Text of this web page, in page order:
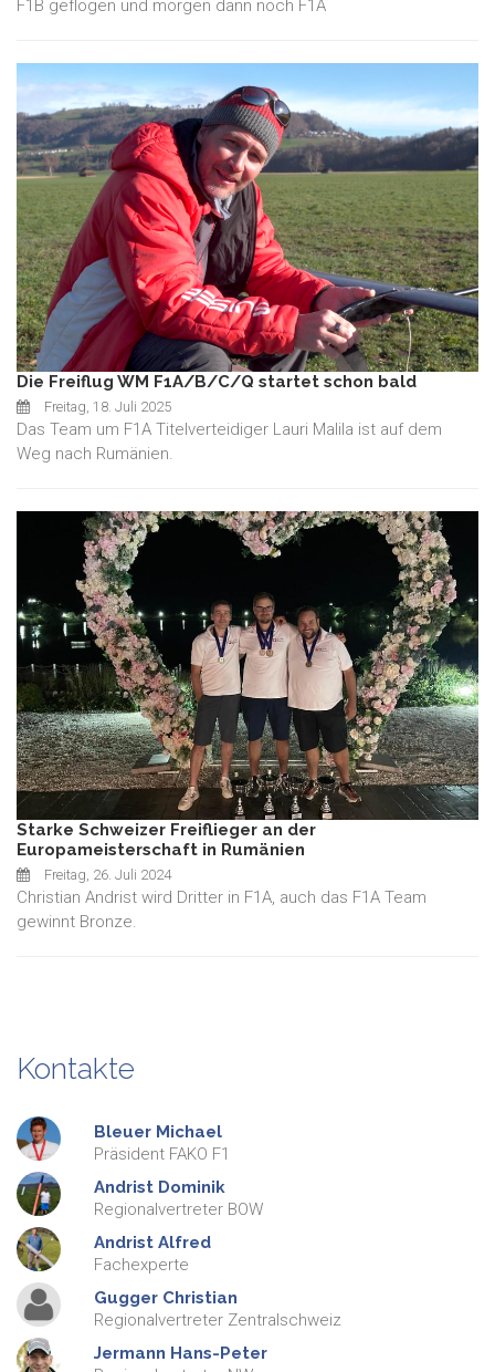
F1B geflogen und morgen dann noch F1A
Die Freiflug WM F1A/B/C/Q startet schon bald
Freitag, 18. Juli 2025
Das Team um F1A Titelverteidiger Lauri Malila ist auf dem
Weg nach Rumänien.
Starke Schweizer Freiflieger an der
Europameisterschaft in Rumänien
Freitag, 26. Juli 2024
Christian Andrist wird Dritter in F1A, auch das F1A Team
gewinnt Bronze.
Kontakte
Bleuer Michael
Präsident FAKO F1
Andrist Dominik
Regionalvertreter BOW
Andrist Alfred
Fachexperte
Gugger Christian
Regionalvertreter Zentralschweiz
Jermann Hans-Peter